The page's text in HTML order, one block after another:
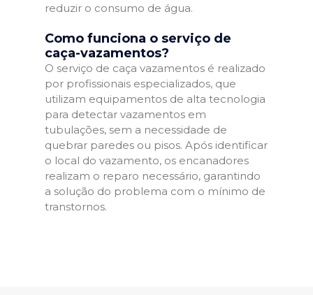
reduzir o consumo de água.
Como funciona o serviço de
caça-vazamentos?
O serviço de caça vazamentos é realizado
por profissionais especializados, que
utilizam equipamentos de alta tecnologia
para detectar vazamentos em
tubulações, sem a necessidade de
quebrar paredes ou pisos. Após identificar
o local do vazamento, os encanadores
realizam o reparo necessário, garantindo
a solução do problema com o mínimo de
transtornos.